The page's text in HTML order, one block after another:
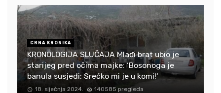
CRNA KRONIKA
KRONOLOGIJA SLUČAJA Mlađi brat ubio je
starijeg pred očima majke: ‘Bosonoga je
banula susjedi: Srećko mi je u komi!‘
18. siječnja 2024. 140585 pregleda